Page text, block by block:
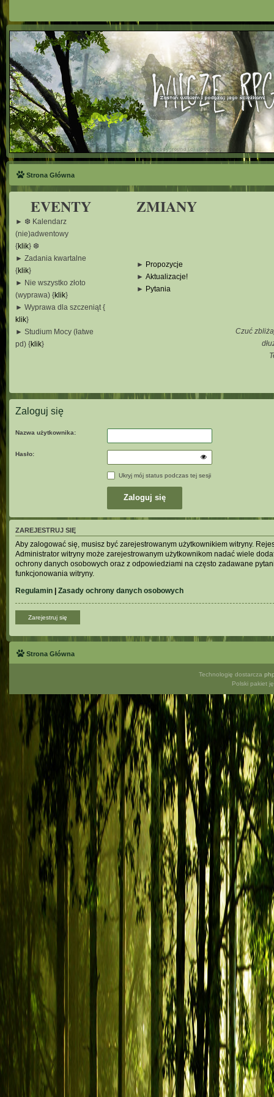
Strona Główna
EVENTY ZMIANY
► ❆ Kalendarz
(nie)adwentowy
{klik} ❆
► Zadania kwartalne
{klik}
► Nie wszystko złoto
(wyprawa) {klik}
► Wyprawa dla szczeniąt {
klik}
► Studium Mocy (łatwe
pd) {klik}
► Propozycje
► Aktualizacje!
► Pytania
Czuć
Zaloguj się
Nazwa użytkownika:
Hasło:
Ukryj mój status podczas tej sesji
ZAREJESTRUJ SIĘ
Aby zalogować się, musisz być zarejestrowanym użytkownikiem witryny.
Administrator witryny może zarejestrowanym użytkownikom nadać wiele
ochrony danych osobowych oraz z odpowiedziami na często zadawane
funkcjonowania witryny.
Regulamin
Zasady ochrony danych osobowych
Zarejestruj się
Strona Główna
Technologię dostarcza
Polski pakiet